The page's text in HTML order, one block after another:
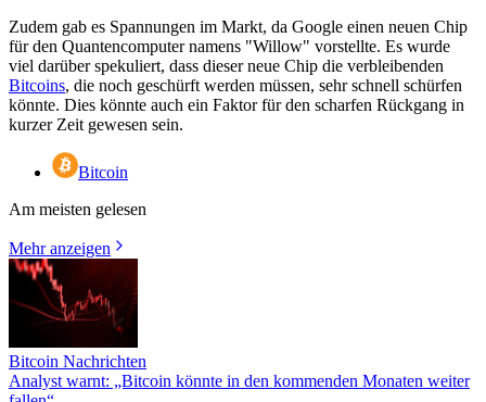
Zudem gab es Spannungen im Markt, da Google einen neuen Chip
für den Quantencomputer namens "Willow" vorstellte. Es wurde
viel darüber spekuliert, dass dieser neue Chip die verbleibenden
Bitcoins, die noch geschürft werden müssen, sehr schnell schürfen
könnte. Dies könnte auch ein Faktor für den scharfen Rückgang in
kurzer Zeit gewesen sein.
Bitcoin
Am meisten gelesen
Mehr anzeigen
Bitcoin Nachrichten
Analyst warnt: „Bitcoin könnte in den kommenden Monaten weiter